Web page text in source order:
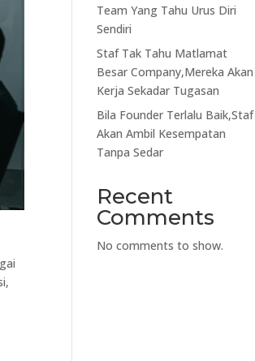
Team Yang Tahu Urus Diri
Sendiri
Staf Tak Tahu Matlamat
Besar Company,Mereka Akan
Kerja Sekadar Tugasan
Bila Founder Terlalu Baik,Staf
Akan Ambil Kesempatan
Tanpa Sedar
Recent
Comments
No comments to show.